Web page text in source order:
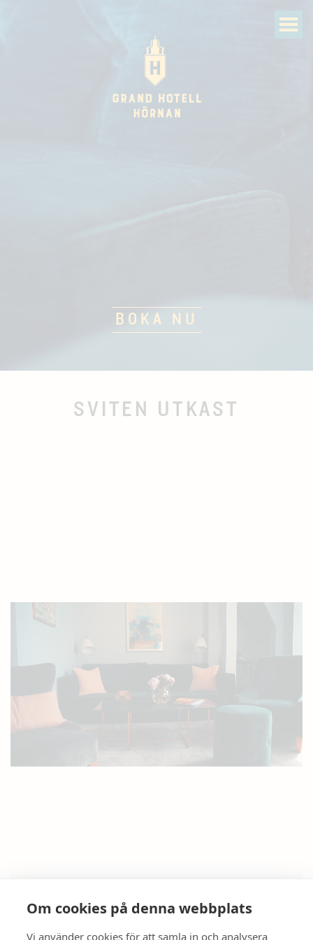
Om cookies på denna webbplats
Vi använder cookies för att samla in och analysera
BOKA NU
SVITEN UTKAST